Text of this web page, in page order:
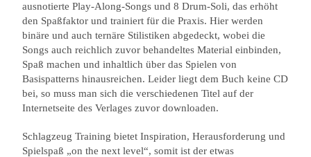
ausnotierte Play-Along-Songs und 8 Drum-Soli, das erhöht
den Spaßfaktor und trainiert für die Praxis. Hier werden
binäre und auch ternäre Stilistiken abgedeckt, wobei die
Songs auch reichlich zuvor behandeltes Material einbinden,
Spaß machen und inhaltlich über das Spielen von
Basispatterns hinausreichen. Leider liegt dem Buch keine CD
bei, so muss man sich die verschiedenen Titel auf der
Internetseite des Verlages zuvor downloaden.
Schlagzeug Training bietet Inspiration, Herausforderung und
Spielspaß „on the next level“, somit ist der etwas